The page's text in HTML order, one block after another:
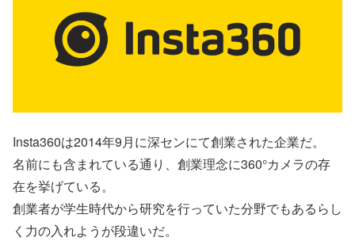
Insta360は2014年9月に深センにて創業された企業だ。
名前にも含まれている通り、創業理念に360°カメラの存
在を挙げている。
創業者が学生時代から研究を行っていた分野でもあるらし
く力の入れようが段違いだ。